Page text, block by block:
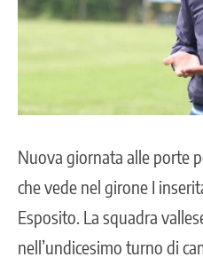
Nuova giornata alle porte
che vede nel girone I
Esposito. La squadra
nell’undicesimo turno di